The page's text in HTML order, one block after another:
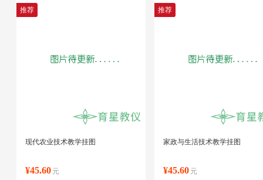
推荐
现代农业技术教学挂图
¥45.60 元
推荐
家政与生活技术教学挂图
¥45.60 元